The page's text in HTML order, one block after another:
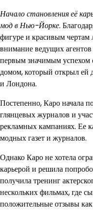
Начало становления её
мод в Нью-Йорке.
фигуре и красивым чертам
внимание ведущих
первым значимым успехом
домом, который открыл
и Лондона.
Постепенно, Каро начала
глянцевых журналов и
рекламных кампаниях. Ее
модных газет и журналов.
Однако Каро не хотела
карьерой и решила
получила тренинг
нескольких фильмах, где
положительные отзывы как